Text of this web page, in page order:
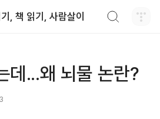
, 책 읽기, 사람살이
데...왜 뇌물 논란?